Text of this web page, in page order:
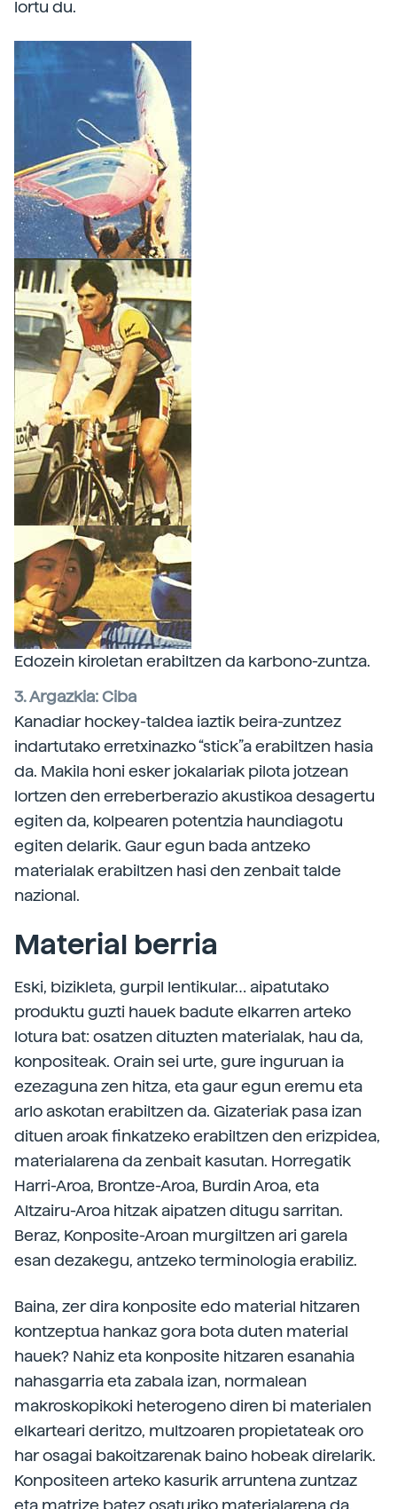
lortu du.
Edozein kiroletan erabiltzen da karbono-zuntza.
3. Argazkia: Ciba
Kanadiar hockey-taldea iaztik beira-zuntzez
indartutako erretxinazko “stick”a erabiltzen hasia
da. Makila honi esker jokalariak pilota jotzean
lortzen den erreberberazio akustikoa desagertu
egiten da, kolpearen potentzia haundiagotu
egiten delarik. Gaur egun bada antzeko
materialak erabiltzen hasi den zenbait talde
nazional.
Material berria
Eski, bizikleta, gurpil lentikular… aipatutako
produktu guzti hauek badute elkarren arteko
lotura bat: osatzen dituzten materialak, hau da,
konpositeak. Orain sei urte, gure inguruan ia
ezezaguna zen hitza, eta gaur egun eremu eta
arlo askotan erabiltzen da. Gizateriak pasa izan
dituen aroak finkatzeko erabiltzen den erizpidea,
materialarena da zenbait kasutan. Horregatik
Harri-Aroa, Brontze-Aroa, Burdin Aroa, eta
Altzairu-Aroa hitzak aipatzen ditugu sarritan.
Beraz, Konposite-Aroan murgiltzen ari garela
esan dezakegu, antzeko terminologia erabiliz.
Baina, zer dira konposite edo material hitzaren
kontzeptua hankaz gora bota duten material
hauek? Nahiz eta konposite hitzaren esanahia
nahasgarria eta zabala izan, normalean
makroskopikoki heterogeno diren bi materialen
elkarteari deritzo, multzoaren propietateak oro
har osagai bakoitzarenak baino hobeak direlarik.
Konpositeen arteko kasurik arruntena zuntzaz
eta matrize batez osaturiko materialarena da.